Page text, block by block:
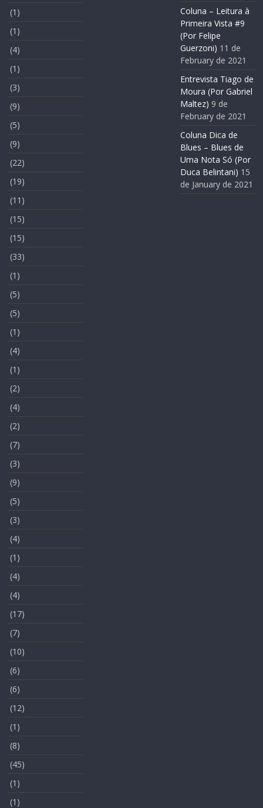
(1)
(1)
(4)
(1)
(3)
(9)
(5)
(9)
(22)
(19)
(11)
(15)
(15)
(33)
(1)
(5)
(5)
(1)
(4)
(1)
(2)
(4)
(2)
(7)
(3)
(9)
(5)
(3)
(4)
(1)
(4)
(4)
(17)
(7)
(10)
(6)
(6)
(12)
(1)
(8)
(45)
(1)
(1)
Coluna – Leitura à
Primeira Vista #9
(Por Felipe
Guerzoni) 11 de
February de 2021
Entrevista Tiago de
Moura (Por Gabriel
Maltez) 9 de
February de 2021
Coluna Dica de
Blues – Blues de
Uma Nota Só (Por
Duca Belintani) 15
de January de 2021